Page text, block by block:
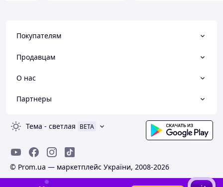
Покупателям
Продавцам
О нас
Партнеры
Тема - светлая BETA
© Prom.ua — маркетплейс України, 2008-2026